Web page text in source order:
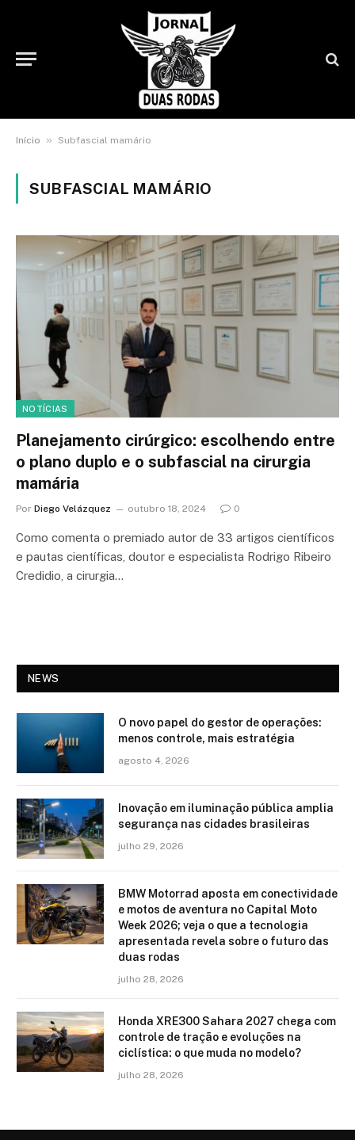
Início » Subfascial mamário
SUBFASCIAL MAMÁRIO
NOTÍCIAS
Planejamento cirúrgico: escolhendo entre
o plano duplo e o subfascial na cirurgia
mamária
Por Diego Velázquez outubro 18, 2024 0
Como comenta o premiado autor de 33 artigos científicos
e pautas científicas, doutor e especialista Rodrigo Ribeiro
Credidio, a cirurgia…
NEWS
O novo papel do gestor de operações:
menos controle, mais estratégia
agosto 4, 2026
Inovação em iluminação pública amplia
segurança nas cidades brasileiras
julho 29, 2026
BMW Motorrad aposta em conectividade
e motos de aventura no Capital Moto
Week 2026; veja o que a tecnologia
apresentada revela sobre o futuro das
duas rodas
julho 28, 2026
Honda XRE300 Sahara 2027 chega com
controle de tração e evoluções na
ciclística: o que muda no modelo?
julho 28, 2026